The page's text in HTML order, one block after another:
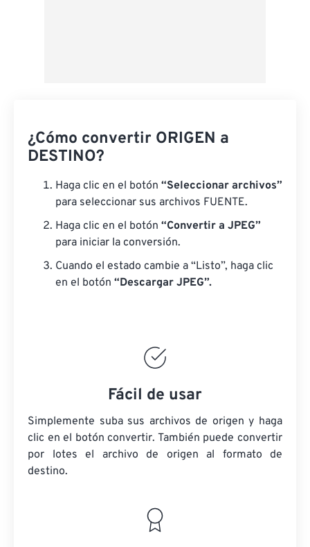
¿Cómo convertir ORIGEN a
DESTINO?
Haga clic en el botón “Seleccionar archivos”
para seleccionar sus archivos FUENTE.
Haga clic en el botón “Convertir a JPEG”
para iniciar la conversión.
Cuando el estado cambie a “Listo”, haga clic
en el botón “Descargar JPEG”.
Fácil de usar
Simplemente suba sus archivos de origen y haga
clic en el botón convertir. También puede convertir
por lotes el archivo de origen al formato de
destino.